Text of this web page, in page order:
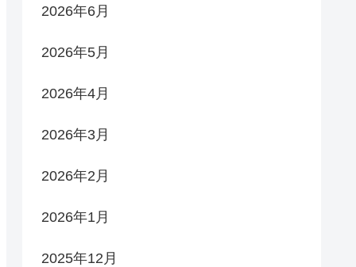
2026年6月
2026年5月
2026年4月
2026年3月
2026年2月
2026年1月
2025年12月